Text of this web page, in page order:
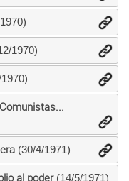
1970)
(30/4/1971)
al poder(14/5/1971)